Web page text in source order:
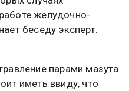
желудочно-
беседу эксперт.
парами мазута
иметь ввиду, что